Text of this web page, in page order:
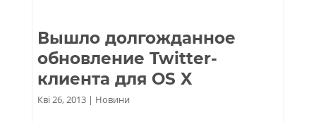
Вышло долгожданное
обновление Twitter-
клиента для OS X
Кві 26, 2013| Новини